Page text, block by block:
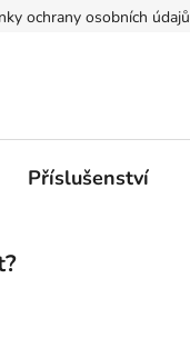
ochrany osobních údajů
Příslušenství